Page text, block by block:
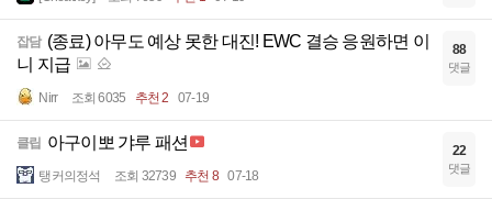
잡담 (종료) 아무도 예상 못한 대진! EWC 결승 응원하면 이
니 지급
Nirr 조회 6035 추천 2 07-19
88
댓글
클립 아구이뽀 갸루 패션
탱커의정석 조회 32739 추천 8 07-18
22
댓글